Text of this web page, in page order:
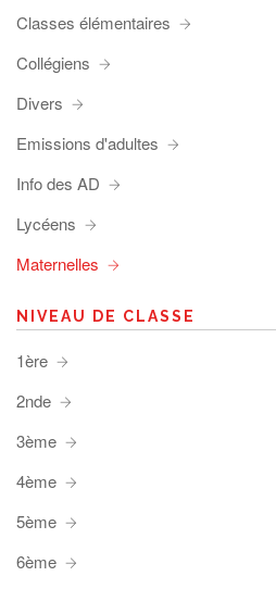
Classes élémentaires
Collégiens
Divers
Emissions d'adultes
Info des AD
Lycéens
Maternelles
NIVEAU DE CLASSE
1ère
2nde
3ème
4ème
5ème
6ème